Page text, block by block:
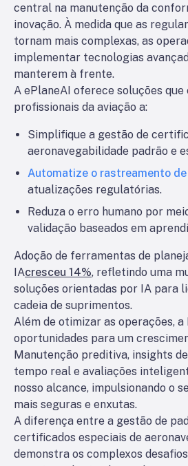
central na manutenção da
inovação. À medida que as
tornam mais complexas, as
implementar tecnologias
manterem à frente.
A ePlaneAI oferece soluções
profissionais da aviação a:
Simplifique a gestão de
aeronavegabilidade padrão e
Automatize o rastreamento
atualizações regulatórias.
Reduza o erro humano por
validação baseados em
Adoção de ferramentas de
IAcresceu 14%, refletindo uma
soluções orientadas por IA para
cadeia de suprimentos.
Além de otimizar as operações, a
oportunidades para um
Manutenção preditiva, insights
tempo real e avaliações
nosso alcance, impulsionando o
mais seguras e enxutas.
A diferença entre a gestão de
certificados especiais de
demonstra os complexos